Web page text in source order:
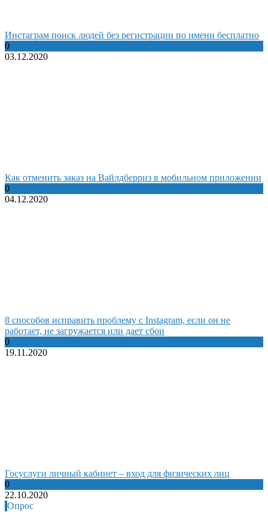
Инстаграм поиск людей без регистрации по имени бесплатно
0
03.12.2020
Как отменить заказ на Вайлдберриз в мобильном приложении
0
04.12.2020
8 способов исправить проблему с Instagram, если он не
работает, не загружается или дает сбои
0
19.11.2020
Госуслуги личный кабинет – вход для физических лиц
0
22.10.2020
Опрос